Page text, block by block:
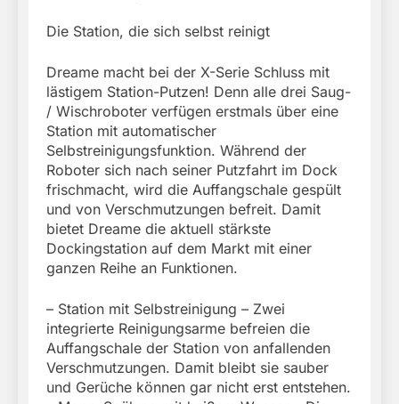
Die Station, die sich selbst reinigt
Dreame macht bei der X-Serie Schluss mit
lästigem Station-Putzen! Denn alle drei Saug-
/ Wischroboter verfügen erstmals über eine
Station mit automatischer
Selbstreinigungsfunktion. Während der
Roboter sich nach seiner Putzfahrt im Dock
frischmacht, wird die Auffangschale gespült
und von Verschmutzungen befreit. Damit
bietet Dreame die aktuell stärkste
Dockingstation auf dem Markt mit einer
ganzen Reihe an Funktionen.
– Station mit Selbstreinigung – Zwei
integrierte Reinigungsarme befreien die
Auffangschale der Station von anfallenden
Verschmutzungen. Damit bleibt sie sauber
und Gerüche können gar nicht erst entstehen.